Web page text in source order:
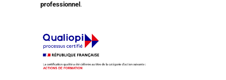
professionnel .